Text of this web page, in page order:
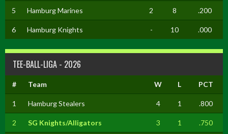
5 Hamburg Marines 2 8 .200
6 Hamburg Knights - 10 .000
TEE-BALL-LIGA - 2026
# Team W L PCT
1 Hamburg Stealers 4 1 .800
2 SG Knights/Alligators 3 1 .750